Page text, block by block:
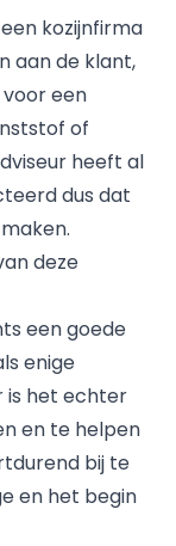
kozijnfirma
aan de klant,
een
of
heeft al
dus dat
deze
een goede
enige
is het echter
en te helpen
bij te
en het begin